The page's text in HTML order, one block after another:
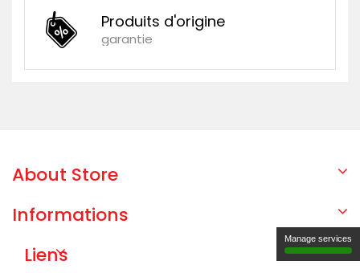
Produits d'origine
garantie
About Store
Informations
Liens
Manage services